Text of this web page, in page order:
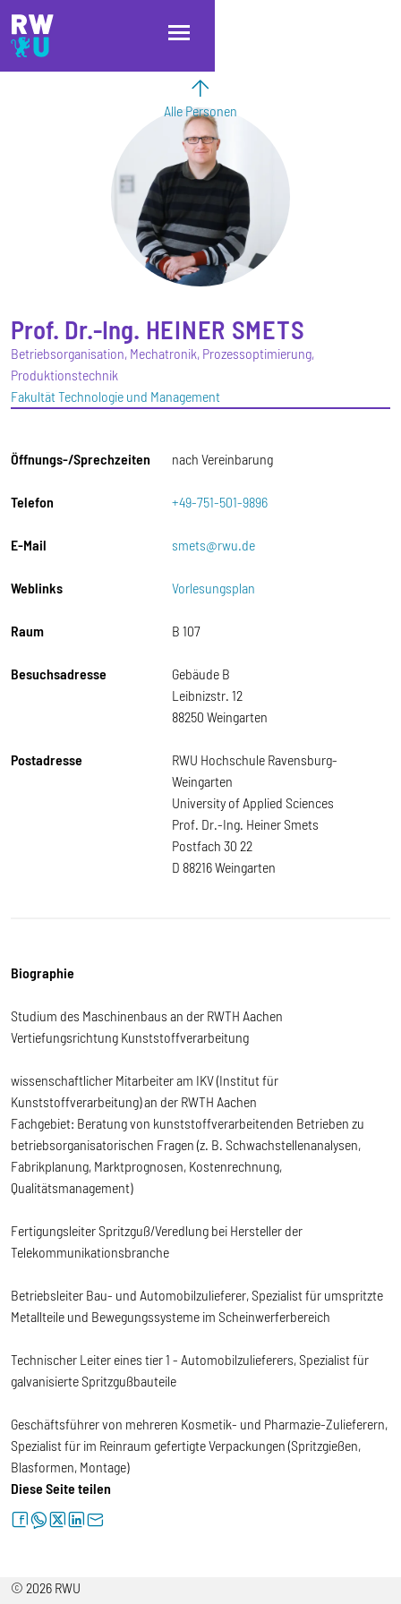
Direkt zum Inhalt
Direkt zur Hauptnavigation
Direkt zum Fußbereich
Alle Personen
Prof. Dr.-Ing. HEINER SMETS
Betriebsorganisation, Mechatronik, Prozessoptimierung,
Produktionstechnik
Fakultät Technologie und Management
Öffnungs-/Sprechzeiten nach Vereinbarung
Telefon +49-751-501-9896
E-Mail smets@rwu.de
Weblinks Vorlesungsplan
Raum B 107
Besuchsadresse
Gebäude B
Leibnizstr. 12
88250 Weingarten
Postadresse
RWU Hochschule Ravensburg-
Weingarten
University of Applied Sciences
Prof. Dr.-Ing. Heiner Smets
Postfach 30 22
D 88216 Weingarten
Biographie
Studium des Maschinenbaus an der RWTH Aachen
Vertiefungsrichtung Kunststoffverarbeitung
wissenschaftlicher Mitarbeiter am IKV (Institut für
Kunststoffverarbeitung) an der RWTH Aachen
Fachgebiet: Beratung von kunststoffverarbeitenden Betrieben zu
betriebsorganisatorischen Fragen (z. B. Schwachstellenanalysen,
Fabrikplanung, Marktprognosen, Kostenrechnung,
Qualitätsmanagement)
Fertigungsleiter Spritzguß/Veredlung bei Hersteller der
Telekommunikationsbranche
Betriebsleiter Bau- und Automobilzulieferer, Spezialist für umspritzte
Metallteile und Bewegungssysteme im Scheinwerferbereich
Technischer Leiter eines tier 1 - Automobilzulieferers, Spezialist für
galvanisierte Spritzgußbauteile
Geschäftsführer von mehreren Kosmetik- und Pharmazie-Zulieferern,
Spezialist für im Reinraum gefertigte Verpackungen (Spritzgießen,
Blasformen, Montage)
Diese Seite teilen
facebookwhatsapptwitterlinkedinletter
© 2026 RWU